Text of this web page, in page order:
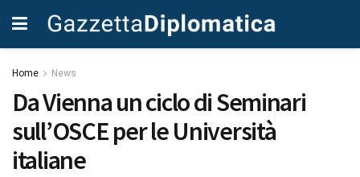
Home News
Da Vienna un ciclo di Seminari
sull’OSCE per le Università
italiane